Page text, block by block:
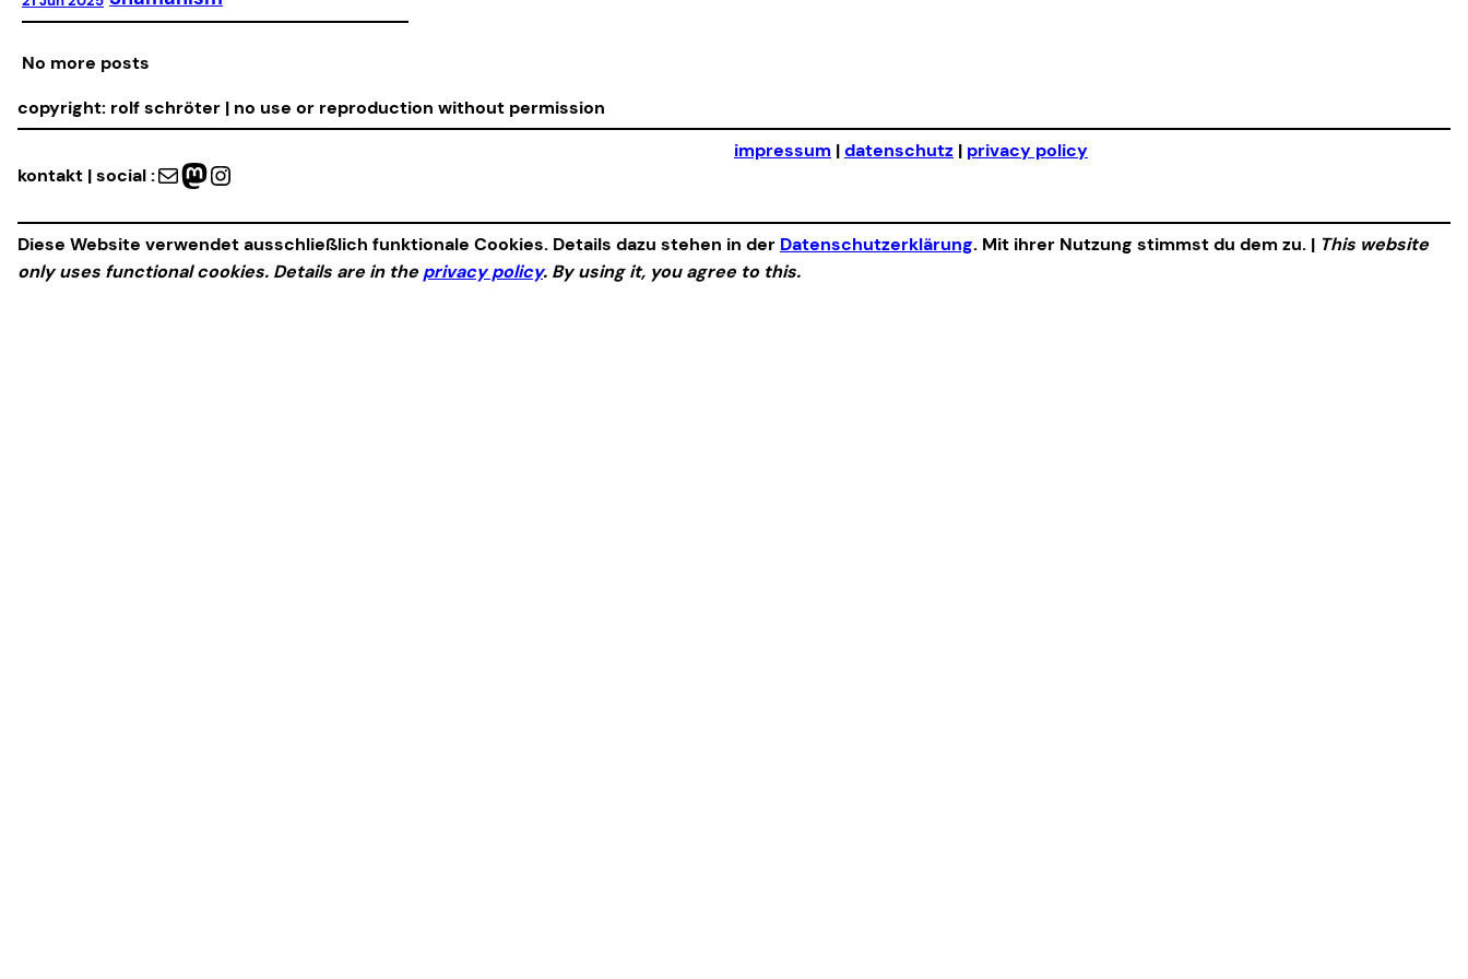
No more posts
copyright: rolf schröter | no use or reproduction without permission
kontakt | social :Mail Mastodon Instagram
impressum |datenschutz | privacy policy
Diese Website verwendet ausschließlich funktionale Cookies. Details dazu stehen in der Datenschutzerklärung. Mit ihrer Nutzung stimmst du dem zu. | This website
only uses functional cookies. Details are in the privacy policy. By using it, you agree to this.